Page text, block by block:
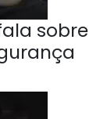
sobre